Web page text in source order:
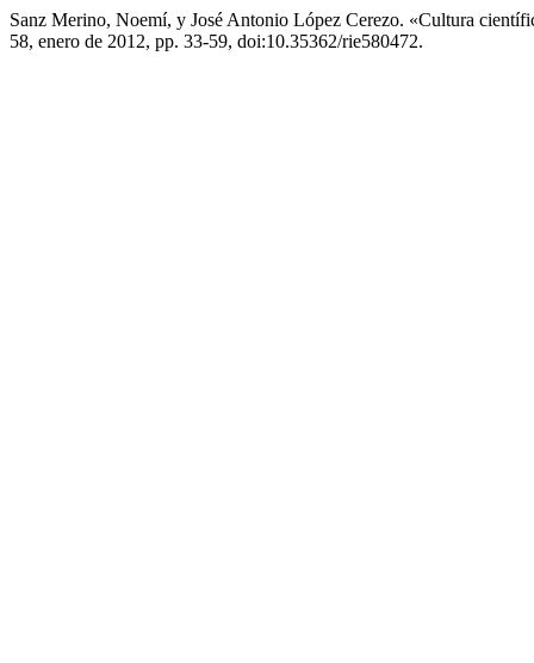
Sanz Merino, Noemí, y José Antonio López Cerezo. «Cultura
58, enero de 2012, pp. 33-59, doi:10.35362/rie580472.